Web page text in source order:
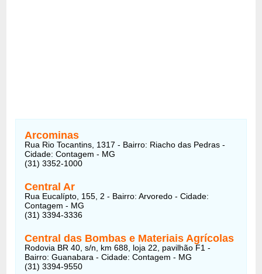
Arcominas
Rua Rio Tocantins, 1317 - Bairro: Riacho das Pedras -
Cidade: Contagem - MG
(31) 3352-1000
Central Ar
Rua Eucalípto, 155, 2 - Bairro: Arvoredo - Cidade:
Contagem - MG
(31) 3394-3336
Central das Bombas e Materiais Agrícolas
Rodovia BR 40, s/n, km 688, loja 22, pavilhão F1 -
Bairro: Guanabara - Cidade: Contagem - MG
(31) 3394-9550